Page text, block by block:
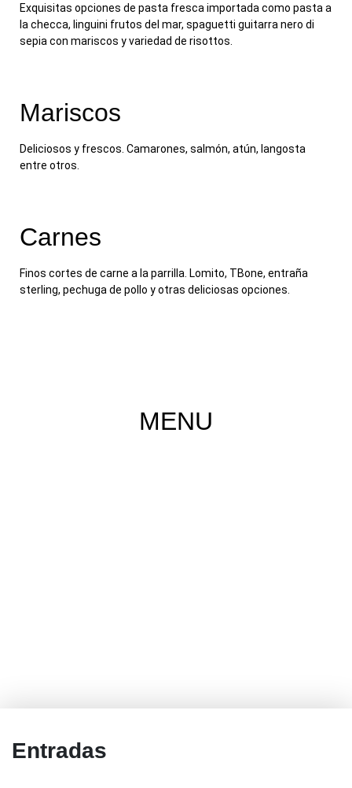
Exquisitas opciones de pasta fresca importada como pasta a
la checca, linguini frutos del mar, spaguetti guitarra nero di
sepia con mariscos y variedad de risottos.
Mariscos
Deliciosos y frescos. Camarones, salmón, atún, langosta
entre otros.
Carnes
Finos cortes de carne a la parrilla. Lomito, TBone, entraña
sterling, pechuga de pollo y otras deliciosas opciones.
MENU
Entradas